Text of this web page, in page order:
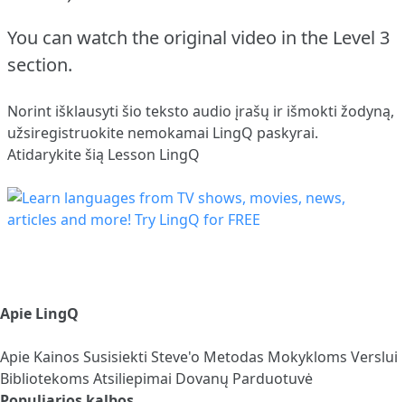
You can watch the original video in the Level 3
section.
Norint išklausyti šio teksto audio įrašų ir išmokti žodyną,
užsiregistruokite nemokamai LingQ paskyrai.
Atidarykite šią Lesson LingQ
Apie LingQ
Apie Kainos Susisiekti Steve'o Metodas Mokykloms Verslui
Bibliotekoms Atsiliepimai Dovanų Parduotuvė